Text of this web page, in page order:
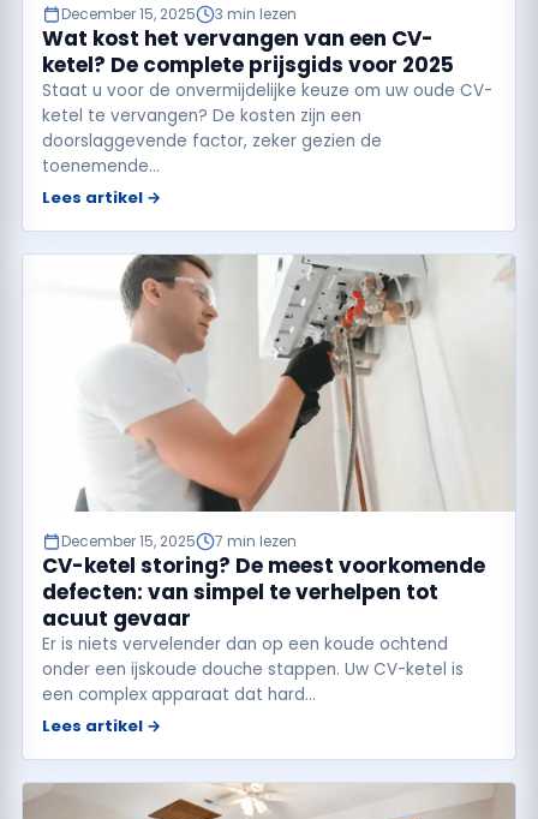
December 15, 2025 3 min lezen
Wat kost het vervangen van een CV-
ketel? De complete prijsgids voor 2025
Staat u voor de onvermijdelijke keuze om uw oude CV-
ketel te vervangen? De kosten zijn een
doorslaggevende factor, zeker gezien de
toenemende…
Lees artikel →
December 15, 2025 7 min lezen
CV-ketel storing? De meest voorkomende
defecten: van simpel te verhelpen tot
acuut gevaar
Er is niets vervelender dan op een koude ochtend
onder een ijskoude douche stappen. Uw CV-ketel is
een complex apparaat dat hard…
Lees artikel →